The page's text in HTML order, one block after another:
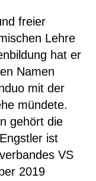
freier
Lehre
hat er
Namen
mit der
mündete.
gehört die
ist
VS
2019